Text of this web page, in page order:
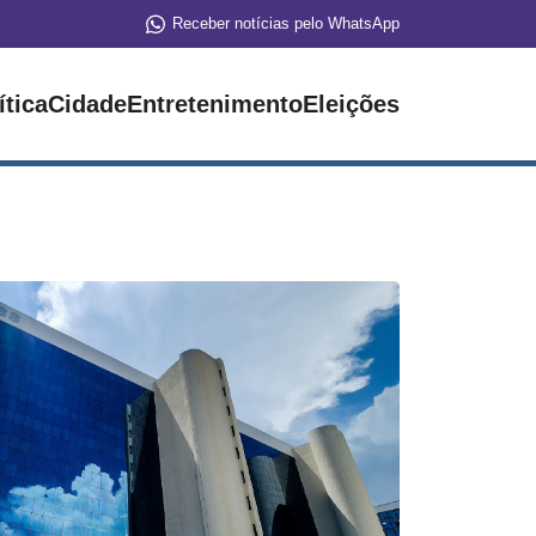
Receber notícias pelo WhatsApp
CidadeEntretenimentoEleições